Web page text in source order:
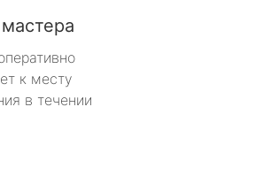
к месту
в течении